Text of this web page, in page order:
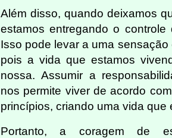
Além disso, quando deixamos
estamos entregando o
Isso pode levar a uma
pois a vida que estamos
nossa. Assumir a
nos permite viver de acordo
princípios, criando uma vida
Portanto, a coragem de